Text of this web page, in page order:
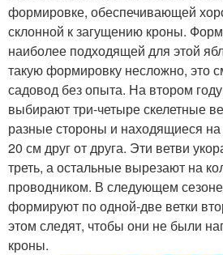
формировке, обеспечивающей
склонной к загущению кроны.
наиболее подходящей для этой
такую формировку несложно, это
садовод без опыта. На втором
выбирают три-четыре скелетные
разные стороны и находящиеся
20 см друг от друга. Эти ветви
треть, а остальные вырезают на
проводником. В следующем
формируют по одной-две ветки
этом следят, чтобы они не были
кроны.